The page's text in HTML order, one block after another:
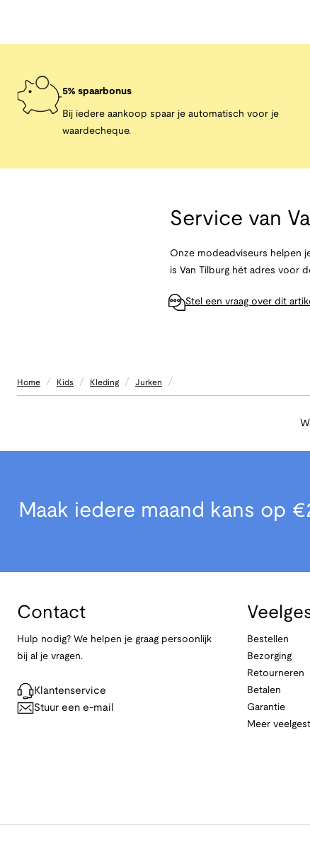
5% spaarbonus
Bij iedere aankoop spaar je automatisch voor je
waardecheque.
Service van
Onze modeadviseurs helpen
is Van Tilburg hét adres voor
Stel een vraag over dit
Home / Kids / Kleding / Jurken /
Maak iedere maand kans op
Contact
Hulp nodig? We helpen je graag persoonlijk
bij al je vragen.
Klantenservice
Stuur een e-mail
Bestellen
Bezorging
Retourneren
Betalen
Garantie
Meer